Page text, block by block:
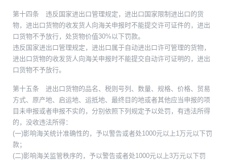
第十四条 违反国家进出口管理规定，进出口国家限制进出口的货
物，进出口货物的收发货人向海关申报时不能提交许可证件的，进出
口货物不予放行，处货物价值30%以下罚款。
违反国家进出口管理规定，进出口属于自动进出口许可管理的货物，
进出口货物的收发货人向海关申报时不能提交自动许可证明的，进出
口货物不予放行。
第十五条 进出口货物的品名、税则号列、数量、规格、价格、贸易
方式、原产地、启运地、运抵地、最终目的地或者其他应当申报的项
目未申报或者申报不实的，分别依照下列规定予以处罚，有违法所得
的，没收违法所得：
(一)影响海关统计准确性的，予以警告或者处1000元以上1万元以下罚
款；
(二)影响海关监管秩序的，予以警告或者处1000元以上3万元以下罚